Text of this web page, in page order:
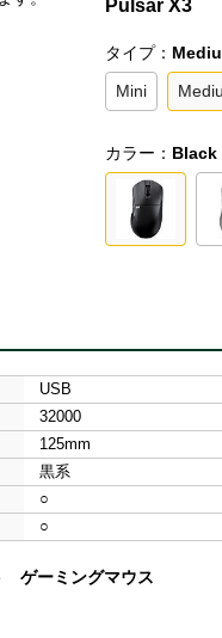
Pulsar X3
タイプ：
Mini
カラー： Black
USB
32000
125mm
黒系
○
○
ゲーミングマウス